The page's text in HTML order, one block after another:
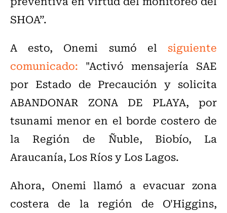
SHOA”.
A esto, Onemi sumó el siguiente
comunicado: "Activó mensajería SAE
por Estado de Precaución y solicita
ABANDONAR ZONA DE PLAYA, por
tsunami menor en el borde costero de
la Región de Ñuble, Biobío, La
Araucanía, Los Ríos y Los Lagos.
Ahora, Onemi llamó a evacuar zona
costera de la región de O'Higgins,